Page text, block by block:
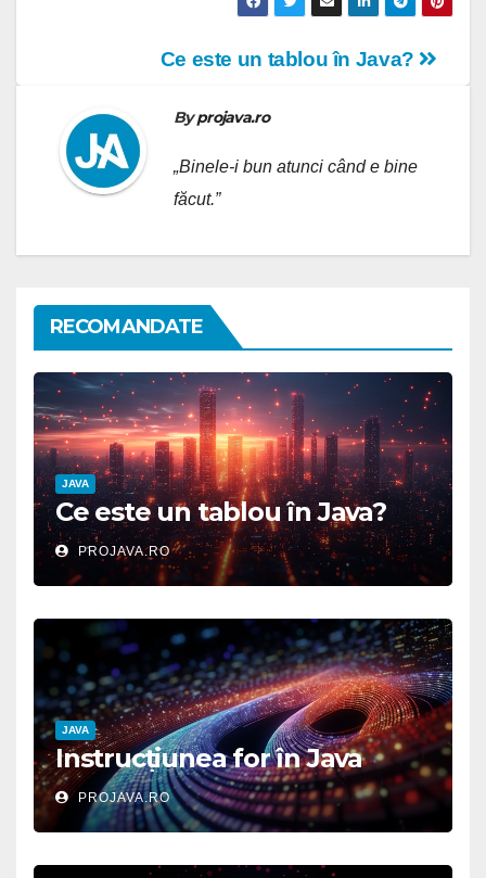
Navigare
articole
Ce este un tablou în Java?
Byprojava.ro
„Binele-i bun atunci când e bine
făcut.”
RECOMANDATE
JAVA
Ce este un tablou în Java?
PROJAVA.RO
JAVA
Instrucțiunea for în Java
PROJAVA.RO